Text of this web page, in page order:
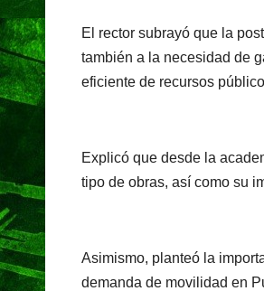
El rector subrayó que la
también a la necesidad de
eficiente de recursos
Explicó que desde la
tipo de obras, así como su
Asimismo, planteó la
demanda de movilidad en